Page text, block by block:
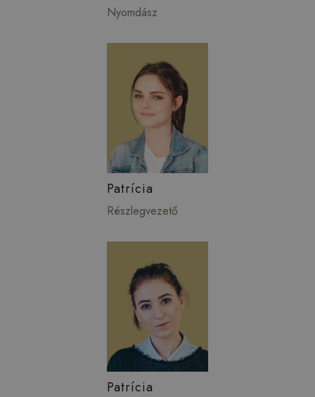
Nyomdász
Patrícia
Részlegvezető
Patrícia